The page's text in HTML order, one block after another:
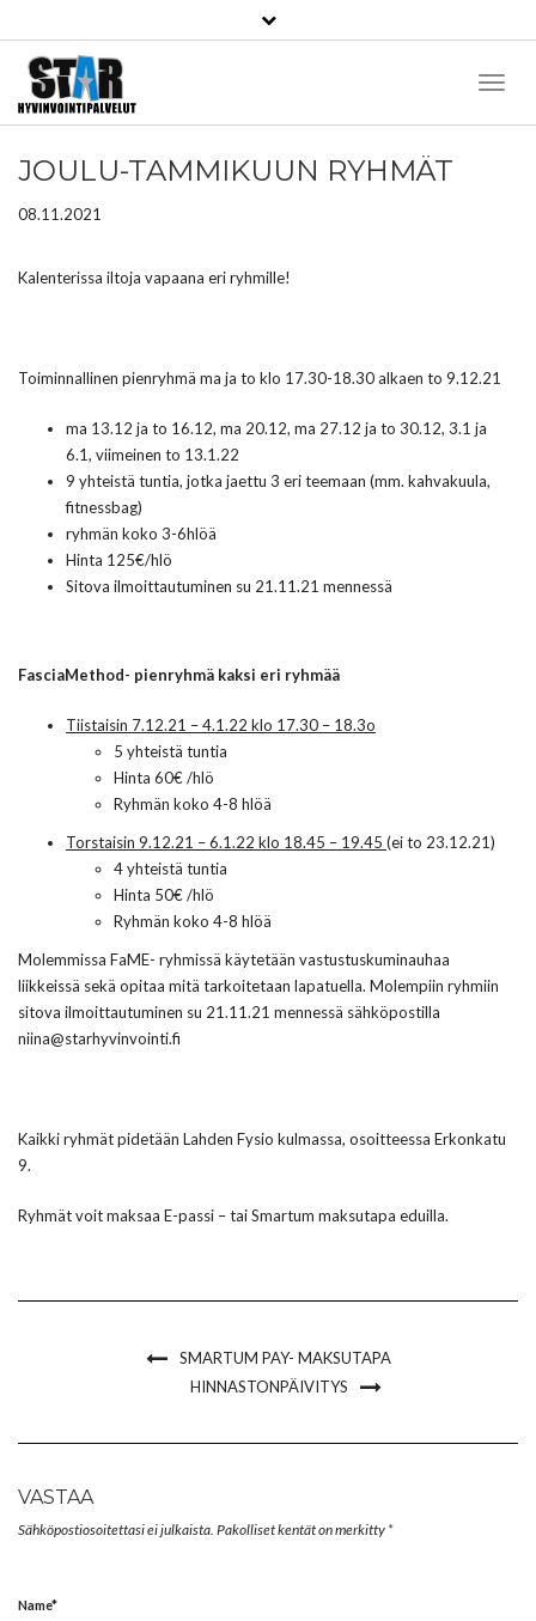
JOULU-TAMMIKUUN RYHMÄT
08.11.2021
Kalenterissa iltoja vapaana eri ryhmille!
Toiminnallinen pienryhmä ma ja to klo 17.30-18.30 alkaen to 9.12.21
ma 13.12 ja to 16.12, ma 20.12, ma 27.12 ja to 30.12, 3.1 ja
6.1, viimeinen to 13.1.22
9 yhteistä tuntia, jotka jaettu 3 eri teemaan (mm. kahvakuula,
fitnessbag)
ryhmän koko 3-6hlöä
Hinta 125€/hlö
Sitova ilmoittautuminen su 21.11.21 mennessä
FasciaMethod- pienryhmä kaksi eri ryhmää
Tiistaisin 7.12.21 – 4.1.22 klo 17.30 – 18.3o
5 yhteistä tuntia
Hinta 60€ /hlö
Ryhmän koko 4-8 hlöä
Torstaisin 9.12.21 – 6.1.22 klo 18.45 – 19.45 (ei to 23.12.21)
4 yhteistä tuntia
Hinta 50€ /hlö
Ryhmän koko 4-8 hlöä
Molemmissa FaME- ryhmissä käytetään vastustuskuminauhaa
liikkeissä sekä opitaa mitä tarkoitetaan lapatuella. Molempiin ryhmiin
sitova ilmoittautuminen su 21.11.21 mennessä sähköpostilla
niina@starhyvinvointi.fi
Kaikki ryhmät pidetään Lahden Fysio kulmassa, osoitteessa Erkonkatu
9.
Ryhmät voit maksaa E-passi – tai Smartum maksutapa eduilla.
SMARTUM PAY- MAKSUTAPA
HINNASTONPÄIVITYS
VASTAA
Sähköpostiosoitettasi ei julkaista. Pakolliset kentät on merkitty *
Name*